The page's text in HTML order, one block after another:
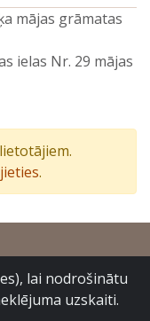
mājas grāmatas
ielas Nr. 29 mājas
.
arhīvs 2007-2026
1048
lai nodrošinātu
uzskaiti.